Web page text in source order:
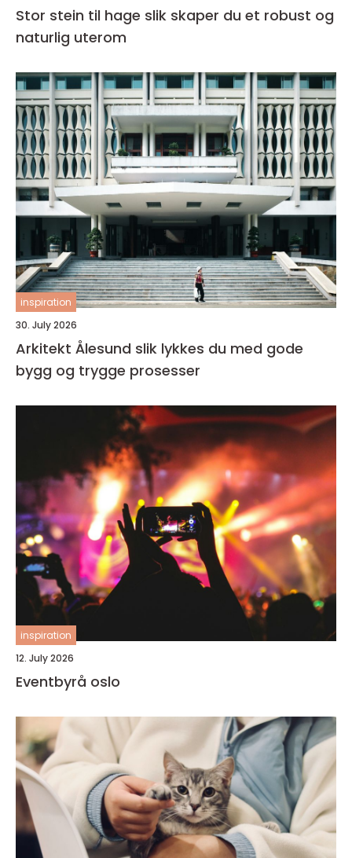
Stor stein til hage slik skaper du et robust og
naturlig uterom
inspiration
30. July 2026
Arkitekt Ålesund slik lykkes du med gode
bygg og trygge prosesser
inspiration
12. July 2026
Eventbyrå oslo